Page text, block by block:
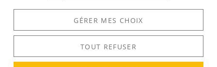
DÉCOUVERTE
Voir tous les produits : Ferroni
GÉRER MES CHOIX
TOUT REFUSER